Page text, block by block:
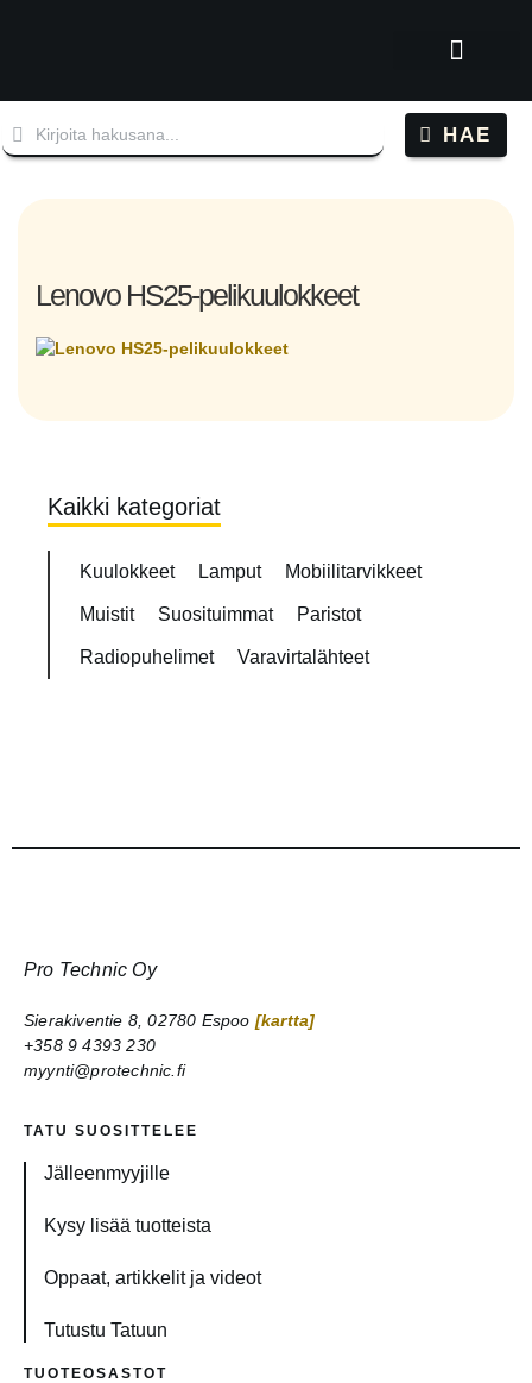
HAE
Lenovo HS25-pelikuulokkeet
Kaikki kategoriat
Kuulokkeet Lamput Mobiilitarvikkeet
Muistit Suosituimmat Paristot
Radiopuhelimet Varavirtalähteet
Pro Technic Oy
Sierakiventie 8, 02780 Espoo [kartta]
+358 9 4393 230
myynti@protechnic.fi
TATU SUOSITTELEE
Jälleenmyyjille
Kysy lisää tuotteista
Oppaat, artikkelit ja videot
Tutustu Tatuun
TUOTEOSASTOT